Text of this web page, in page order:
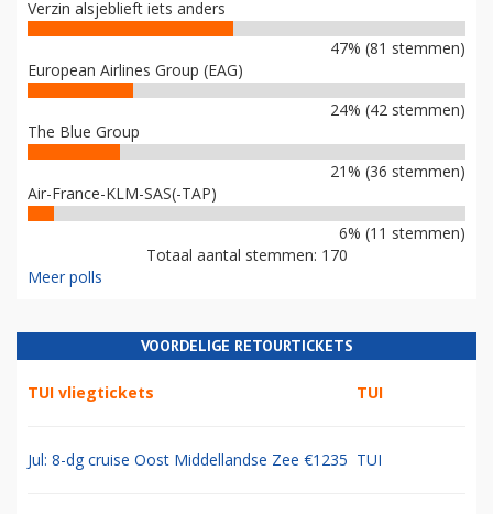
Verzin alsjeblieft iets anders
47% (81 stemmen)
European Airlines Group (EAG)
24% (42 stemmen)
The Blue Group
21% (36 stemmen)
Air-France-KLM-SAS(-TAP)
6% (11 stemmen)
Totaal aantal stemmen: 170
Meer polls
VOORDELIGE RETOURTICKETS
TUI vliegtickets TUI
Jul: 8-dg cruise Oost Middellandse Zee €1235 TUI